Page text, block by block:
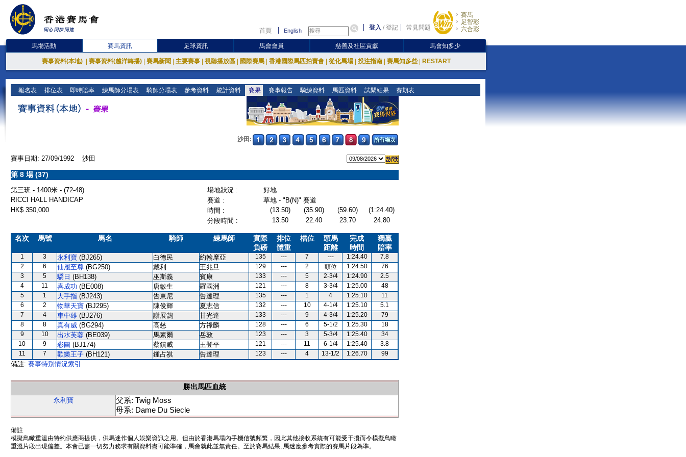
首頁 English 登入 /登記 常見問題
賽馬
足智彩
六合彩
馬場活動 賽馬資訊 足球資訊 馬會會員 慈善及社區貢獻 馬會知多少
賽事資料(本地) 賽事資料(越洋轉播) 賽馬新聞 主要賽事 視聽播放區 國際賽馬 香港國際馬匹拍賣會 從化馬場 投注指南 賽馬知多些 RESTART
報名表 排位表 即時賠率 練馬師分場表 騎師分場表 參考資料 統計資料 賽果 賽事報告 騎練資料 馬匹資料 試閘結果 賽期表
沙田:
賽事日期: 27/09/1992 沙田
第 8 場 (37)
第三班 - 1400米 - (72-48) 場地狀況 :
好地
RICCI HALL HANDICAP
賽道 :
草地 - "B(N)" 賽道
HK$ 350,000
時間 : (13.50) (35.90) (59.60)
(1:24.40)
分段時間 :
13.50 22.40 23.70 24.80
名次 馬號 馬名 騎師 練馬師
實際
負磅
排位
體重
檔位
頭馬
距離
完成
時間
獨贏
賠率
1 3 永利寶 (BJ265) 白德民 約翰摩亞 135 --- 7 --- 1:24.40
7.8
2
6 仙履至尊 (BG250) 戴利 王兆旦 129 --- 2 頭位 1:24.50
76
3
5 驕日 (BH138) 巫斯義 賓康 133 --- 5 2-3/4 1:24.90
2.5
4
11 喜成功 (BE008) 唐敏生 羅國洲 121 --- 8 3-3/4 1:25.00
48
5
1 大手指 (BJ243) 告東尼 告達理 135 --- 1 4 1:25.10
11
6
2 物華天寶 (BJ295) 陳俊輝 夏志信 132 --- 10 4-1/4 1:25.10
5.1
7
4 車中雄 (BJ276) 謝展鵠 甘光達 133 --- 9 4-3/4 1:25.20
79
8
8 真有威 (BG294) 高慈 方祿麟 128 --- 6 5-1/2 1:25.30
18
9
10 出水芙蓉 (BE039) 馬素爾 岳敦 123 --- 3 5-3/4 1:25.40
34
10
9 彩圖 (BJ174) 蔡鎮威 王登平 121 --- 11 6-1/4 1:25.40
3.8
11
7 歡樂王子 (BH121) 鍾占祺 告達理 123 --- 4 13-1/2 1:26.70 99
備註: 賽事特別情況索引
勝出馬匹血統
永利寶
父系: Twig Moss
母系: Dame Du Siecle
備註
模擬鳥瞰重溫由特約供應商提供，供馬迷作個人娛樂資訊之用。但由於香港馬場內手機信號頻繁，因此其他接收系統有可能受干擾而令模擬鳥瞰
重溫片段出現偏差。本會已盡一切努力務求有關資料盡可能準確，馬會就此並無責任。至於賽馬結果, 馬迷應參考實際的賽馬片段為準。